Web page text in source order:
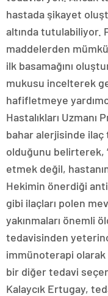
hastada şikayet
altında tutulabiliyor.
maddelerden
ilk basamağını
mukusu incelterek
hafifletmeye
Hastalıkları Uzmanı
bahar alerjisinde
olduğunu belirterek,
etmek değil,
Hekimin önerdiği
gibi ilaçları polen
yakınmaları önemli
tedavisinden
immünoterapi olarak
bir diğer tedavi
Kalaycık Ertugay,